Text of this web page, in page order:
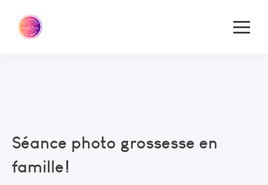
Séance photo grossesse en
famille!